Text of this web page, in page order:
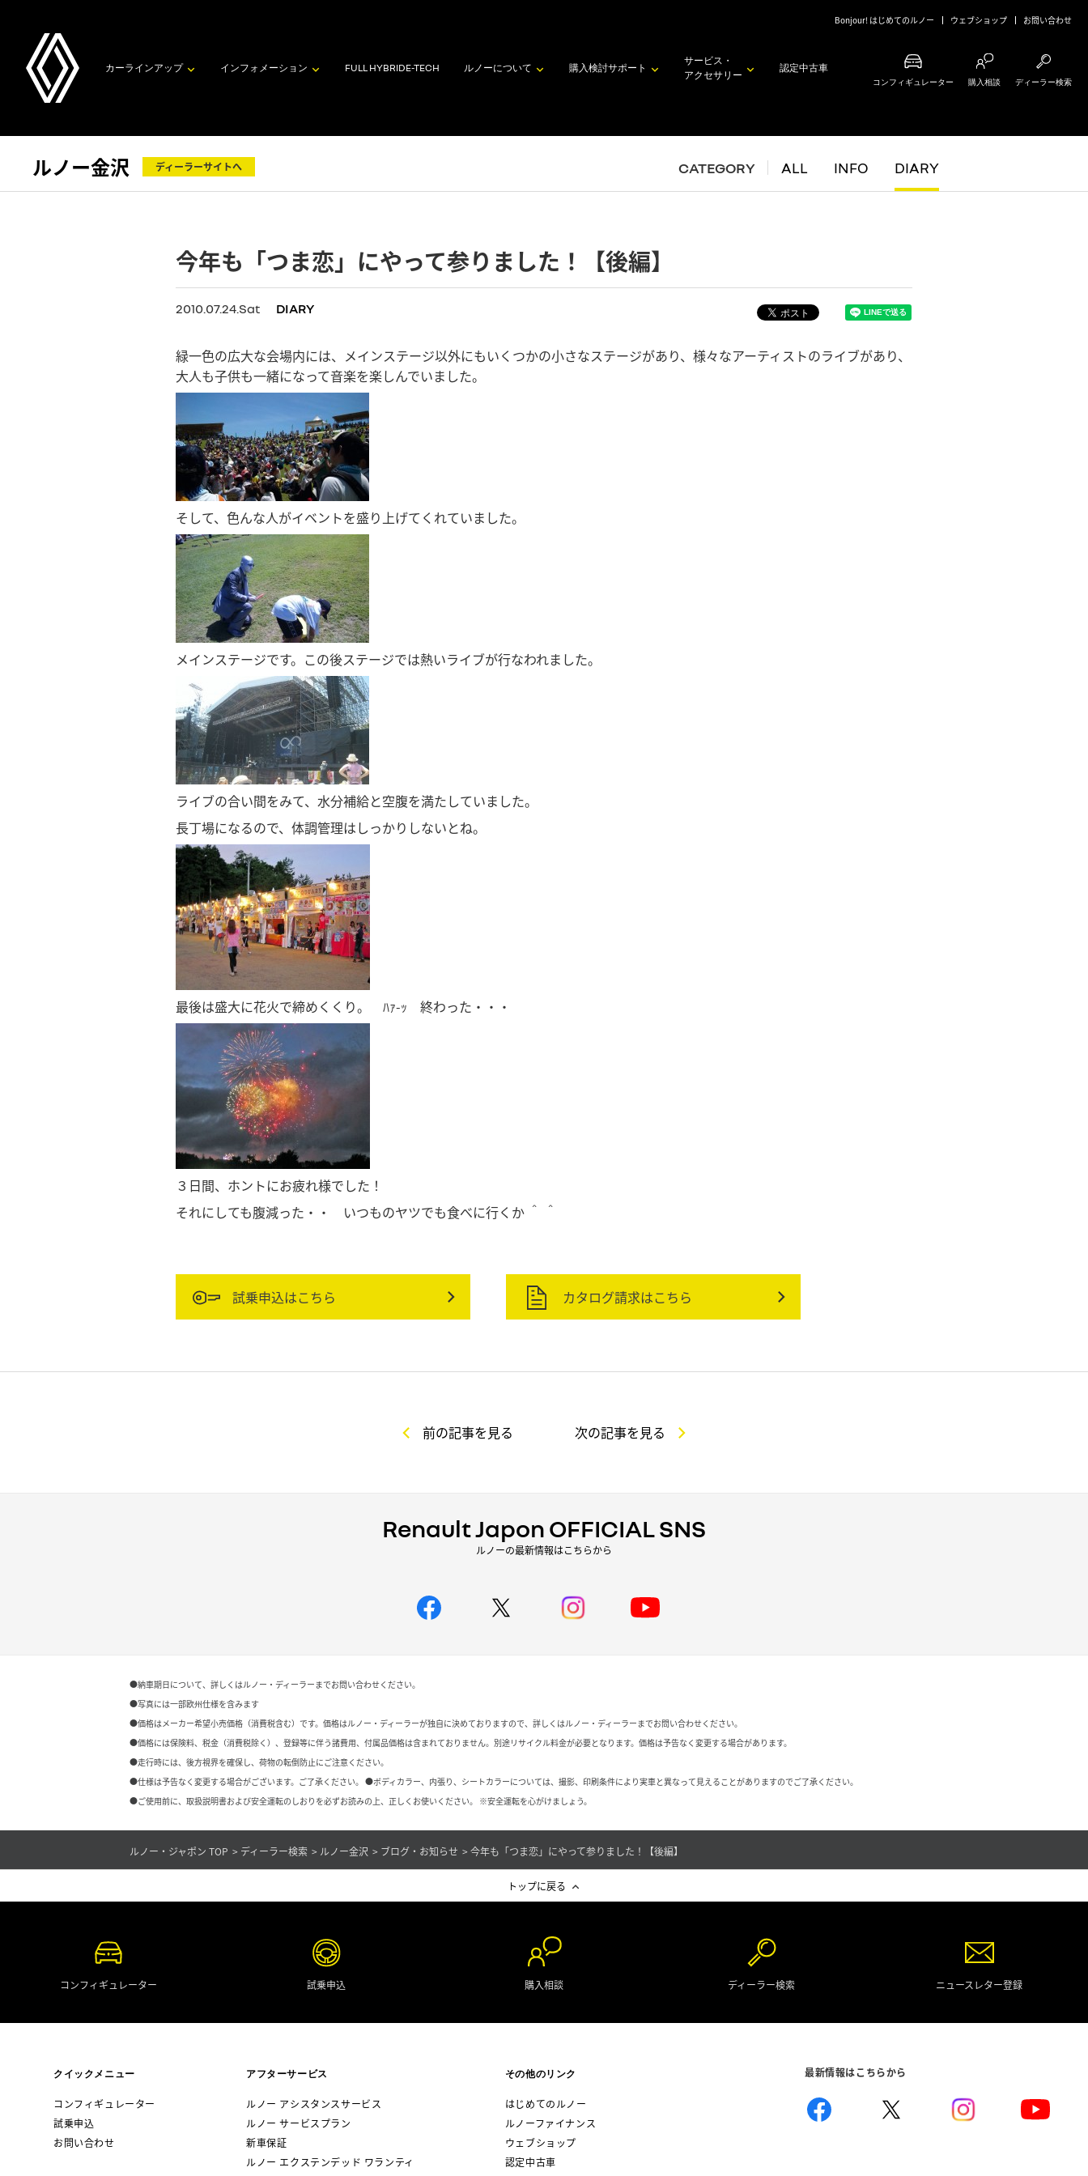
Bonjour! はじめてのルノー ウェブショップ お問い合わせ
カーラインアップ インフォメーション FULL HYBRIDE-TECH ルノーについて 購入検討サポート
サービス・
アクセサリー
認定中古車
コンフィギュレーター 購入相談 ディーラー検索
ルノー金沢 ディーラーサイトへ CATEGORY ALL INFO DIARY
今年も「つま恋」にやって参りました！【後編】
2010.07.24.Sat DIARY
緑一色の広大な会場内には、メインステージ以外にもいくつかの小さなステージがあり、様々なアーティストのライブがあり、
大人も子供も一緒になって音楽を楽しんでいました。
そして、色んな人がイベントを盛り上げてくれていました。
メインステージです。この後ステージでは熱いライブが行なわれました。
ライブの合い間をみて、水分補給と空腹を満たしていました。
長丁場になるので、体調管理はしっかりしないとね。
最後は盛大に花火で締めくくり。 ﾊｧ-ｯ 終わった・・・
３日間、ホントにお疲れ様でした！
それにしても腹減った・・ いつものヤツでも食べに行くか ＾ ＾
試乗申込はこちら カタログ請求はこちら
前の記事を見る 次の記事を見る
Renault Japon OFFICIAL SNS
ルノーの最新情報はこちらから
●納車期日について、詳しくはルノー・ディーラーまでお問い合わせください。
●写真には一部欧州仕様を含みます
●価格はメーカー希望小売価格（消費税含む）です。価格はルノー・ディーラーが独自に決めておりますので、詳しくはルノー・ディーラーまでお問い合わせください。
●価格には保険料、税金（消費税除く）、登録等に伴う諸費用、付属品価格は含まれておりません。別途リサイクル料金が必要となります。価格は予告なく変更する場合があります。
●走行時には、後方視界を確保し、荷物の転倒防止にご注意ください。
●仕様は予告なく変更する場合がございます。ご了承ください。 ●ボディカラー、内張り、シートカラーについては、撮影、印刷条件により実車と異なって見えることがありますのでご了承ください。
●ご使用前に、取扱説明書および安全運転のしおりを必ずお読みの上、正しくお使いください。 ※安全運転を心がけましょう。
ルノー・ジャポン TOP ディーラー検索 ルノー金沢 ブログ・お知らせ 今年も「つま恋」にやって参りました！【後編】
トップに戻る
コンフィギュレーター 試乗申込 購入相談 ディーラー検索 ニュースレター登録
クイックメニュー
コンフィギュレーター
試乗申込
お問い合わせ
アフターサービス
ルノー アシスタンスサービス
ルノー サービスプラン
新車保証
ルノー エクステンデッド ワランティ
その他のリンク
はじめてのルノー
ルノーファイナンス
ウェブショップ
認定中古車
最新情報はこちらから